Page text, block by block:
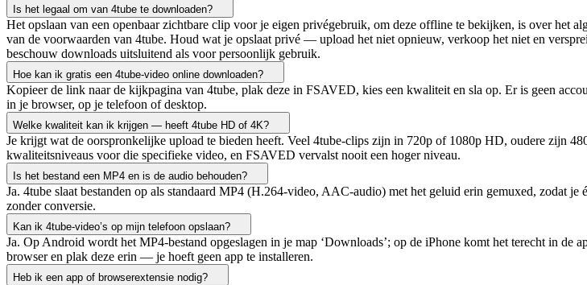
Is het legaal om van 4tube te downloaden?
Het opslaan van een openbaar zichtbare clip voor je eigen privégebruik, om deze offline te bekijken, is over het
van de voorwaarden van 4tube. Houd wat je opslaat privé — upload het niet opnieuw, verkoop het niet en
beschouw downloads uitsluitend als voor persoonlijk gebruik.
Hoe kan ik gratis een 4tube-video online downloaden?
Kopieer de link naar de kijkpagina van 4tube, plak deze in FSAVED, kies een kwaliteit en sla op. Er is geen
in je browser, op je telefoon of desktop.
Welke kwaliteit kan ik krijgen — heeft 4tube HD of 4K?
Je krijgt wat de oorspronkelijke upload te bieden heeft. Veel 4tube-clips zijn in 720p of 1080p HD, oudere zijn
kwaliteitsniveaus voor die specifieke video, en FSAVED vervalst nooit een hoger niveau.
Is het bestand een MP4 en is de audio behouden?
Ja. 4tube slaat bestanden op als standaard MP4 (H.264-video, AAC-audio) met het geluid erin gemuxed, zodat
zonder conversie.
Kan ik 4tube-video’s op mijn telefoon opslaan?
Ja. Op Android wordt het MP4-bestand opgeslagen in je map ‘Downloads’; op de iPhone komt het terecht in de
browser en plak deze erin — je hoeft geen app te installeren.
Heb ik een app of browserextensie nodig?